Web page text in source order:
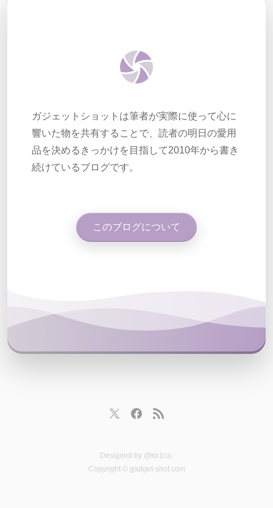
ガジェットショットは筆者が実際に使って心に
響いた物を共有することで、読者の明日の愛用
品を決めるきっかけを目指して2010年から書き
続けているブログです。
このブログについて
Designed by @kir1ca.
Copyright © gadget-shot.com